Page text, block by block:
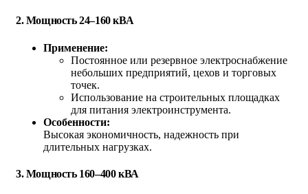
2.Мощность 24–160 кВА
Применение:
Постоянное или резервное электроснабжение
небольших предприятий, цехов и торговых
точек.
Использование на строительных площадках
для питания электроинструмента.
Особенности:
Высокая экономичность, надежность при
длительных нагрузках.
3.Мощность 160–400 кВА